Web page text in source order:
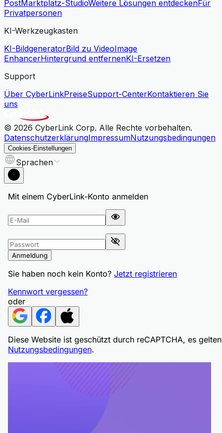
PostMarktplatz-StudioWeitere Lösungen entdeckenFür
Privatpersonen
KI-Werkzeugkasten
KI-BildgeneratorBild zu VideoImage
EnhancerHintergrund entfernenKI-Ersetzen
Support
Über CyberLinkPreiseSupport-CenterKontaktieren Sie
uns
© 2026 CyberLink Corp. Alle Rechte vorbehalten.
DatenschutzerklärungImpressumNutzungsbedingungen
Cookies-Einstellungen
Sprachen